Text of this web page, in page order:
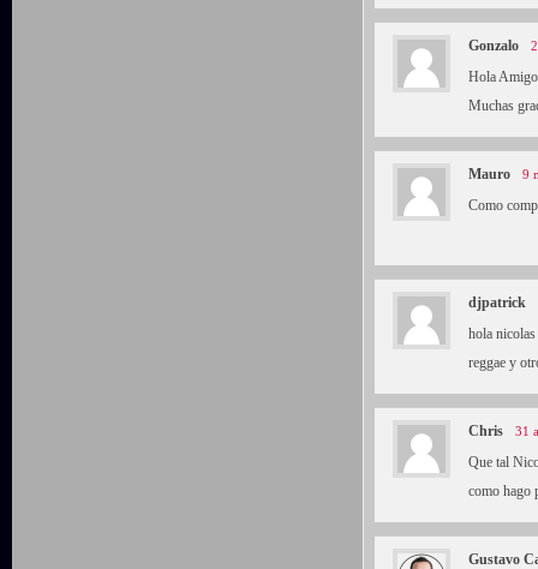
Gonzalo
Hola
Muchas
Mauro 9
Como
djpatrick
hola
reggae y
Chris 31
Que tal
como hago
Gustavo